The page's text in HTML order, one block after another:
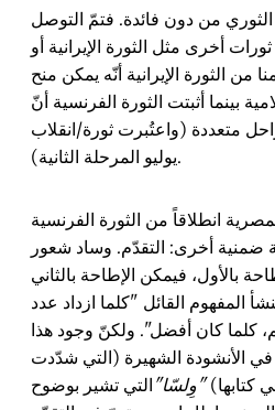
الثوري من دون فائدة. فتمّ التوصل
أخرى مثل الثورة الإيرانية أو
من الثورة الإيرانية أنّه يمكن منح
بينما أثبتت الثورة الفرنسية أنّ
متعددة (واعتُبرت ثورة/انقلاب
يوليو المرحلة الثانية).
انطلاقاً من الثورة الفرنسية
ضمنية أخرى: التقدّم. وساد شعور
بالأول، فيمكن الإطاحة بالثاني
المفهوم القائل "كلما ازداد عدد
كلما كان أفضل". ولكنّ وجود هذا
الأنشودة الشهيرة (التي شدّدت
كتابها)"وِلسّا" التي تشير بوضوح